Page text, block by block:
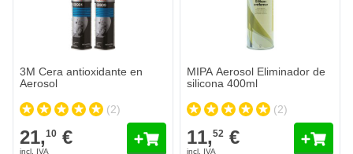
3M Cera antioxidante en
Aerosol
(2)
21,10 €
MIPA Aerosol Eliminador de
silicona 400ml
(2)
11,52 €